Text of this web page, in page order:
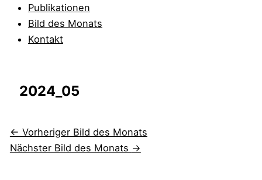
Publikationen
Bild des Monats
Kontakt
2024_05
← Vorheriger Bild des Monats
Nächster Bild des Monats →